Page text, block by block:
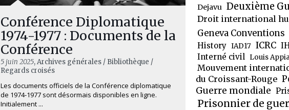
Conférence Diplomatique
1974-1977 : Documents de la
Conférence
5 juin 2025, Archives générales / Bibliothèque /
Regards croisés
Les documents officiels de la Conférence diplomatique
de 1974-1977 sont désormais disponibles en ligne.
Initialement ...
Dejavu Deuxième
Droit international
Geneva Conventions
History IAD17 ICRC
Interné civil Louis
Mouvement
du Croissant-Rouge
Guerre mondiale
Prisonnier de